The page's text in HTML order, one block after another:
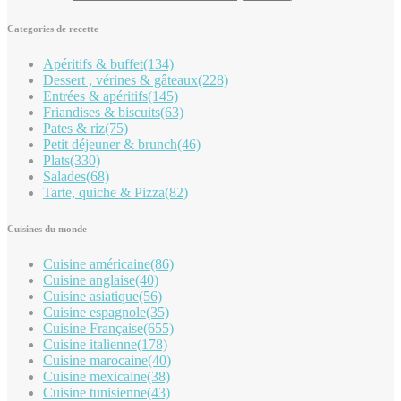
Categories de recette
Apéritifs & buffet(134)
Dessert , vérines & gâteaux(228)
Entrées & apéritifs(145)
Friandises & biscuits(63)
Pates & riz(75)
Petit déjeuner & brunch(46)
Plats(330)
Salades(68)
Tarte, quiche & Pizza(82)
Cuisines du monde
Cuisine américaine(86)
Cuisine anglaise(40)
Cuisine asiatique(56)
Cuisine espagnole(35)
Cuisine Française(655)
Cuisine italienne(178)
Cuisine marocaine(40)
Cuisine mexicaine(38)
Cuisine tunisienne(43)